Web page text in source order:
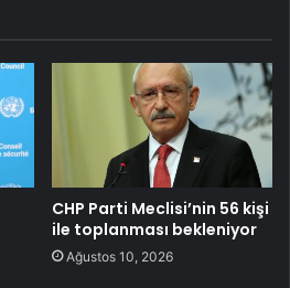
CHP Parti Meclisi’nin 56 kişi
ile toplanması bekleniyor
Ağustos 10, 2026